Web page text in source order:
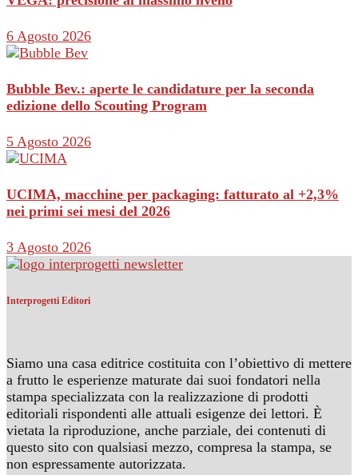
6 Agosto 2026
Bubble Bev.: aperte le candidature per la seconda
edizione dello Scouting Program
5 Agosto 2026
UCIMA, macchine per packaging: fatturato al +2,3%
nei primi sei mesi del 2026
3 Agosto 2026
Interprogetti Editori
Siamo una casa editrice costituita con l’obiettivo di mettere
a frutto le esperienze maturate dai suoi fondatori nella
stampa specializzata con la realizzazione di prodotti
editoriali rispondenti alle attuali esigenze dei lettori. È
vietata la riproduzione, anche parziale, dei contenuti di
questo sito con qualsiasi mezzo, compresa la stampa, se
non espressamente autorizzata.